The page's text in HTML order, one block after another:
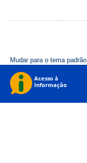
Mudar para o tema padrão